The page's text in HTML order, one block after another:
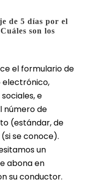
de 5 días por el
son los
el formulario de
e
número de
(estándar, de
se conoce).
un
abona en
su conductor.